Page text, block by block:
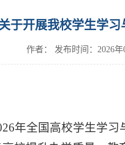
于开展我校学生学
作者： 发布时间： 2026年
年全国高校学生学